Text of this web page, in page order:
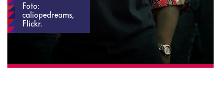
Foto:
caliopedreams,
Flickr.